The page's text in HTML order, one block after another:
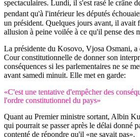
spectaculaires. Lundi, il s'est rasé le crâne
pendant qu'à l'intérieur les députés
un président. Quelques jours avant, il avait
allusion à peine voilée à ce qu'il pense des
La présidente du Kosovo, Vjosa Osmani, a
Cour constitutionnelle de donner son
conséquences si les parlementaires ne se
avant samedi minuit. Elle met en garde:
«C'est une tentative d'empêcher des
l'ordre constitutionnel du pays»
Quant au Premier ministre sortant, Albin
qui pourrait se passer après le délai donné
contenté de répondre qu'il «ne savait pas».